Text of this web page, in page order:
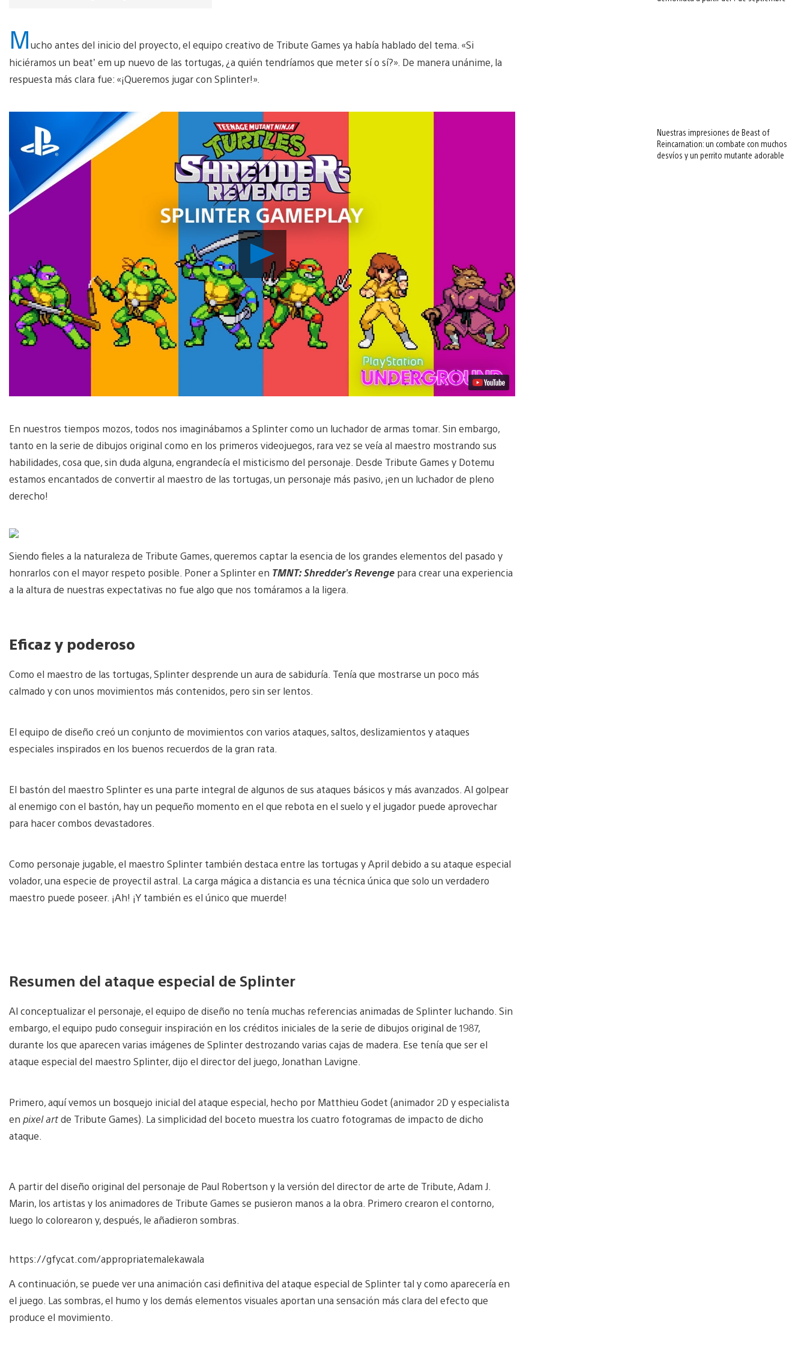
Mucho antes del inicio del proyecto, el equipo creativo de Tribute Games ya había hablado del tema. «Si
hiciéramos un beat’ em up nuevo de las tortugas, ¿a quién tendríamos que meter sí o sí?». De manera unánime, la
respuesta más clara fue: «¡Queremos jugar con Splinter!».
vídeo
En nuestros tiempos mozos, todos nos imaginábamos a Splinter como un luchador de armas tomar. Sin embargo,
tanto en la serie de dibujos original como en los primeros videojuegos, rara vez se veía al maestro mostrando sus
habilidades, cosa que, sin duda alguna, engrandecía el misticismo del personaje. Desde Tribute Games y Dotemu
estamos encantados de convertir al maestro de las tortugas, un personaje más pasivo, ¡en un luchador de pleno
derecho!
Siendo fieles a la naturaleza de Tribute Games, queremos captar la esencia de los grandes elementos del pasado y
honrarlos con el mayor respeto posible. Poner a Splinter en TMNT: Shredder’s Revenge para crear una experiencia
a la altura de nuestras expectativas no fue algo que nos tomáramos a la ligera.
Eficaz y poderoso
Como el maestro de las tortugas, Splinter desprende un aura de sabiduría. Tenía que mostrarse un poco más
calmado y con unos movimientos más contenidos, pero sin ser lentos.
El equipo de diseño creó un conjunto de movimientos con varios ataques, saltos, deslizamientos y ataques
especiales inspirados en los buenos recuerdos de la gran rata.
El bastón del maestro Splinter es una parte integral de algunos de sus ataques básicos y más avanzados. Al golpear
al enemigo con el bastón, hay un pequeño momento en el que rebota en el suelo y el jugador puede aprovechar
para hacer combos devastadores.
Como personaje jugable, el maestro Splinter también destaca entre las tortugas y April debido a su ataque especial
volador, una especie de proyectil astral. La carga mágica a distancia es una técnica única que solo un verdadero
maestro puede poseer. ¡Ah! ¡Y también es el único que muerde!
Resumen del ataque especial de Splinter
Al conceptualizar el personaje, el equipo de diseño no tenía muchas referencias animadas de Splinter luchando. Sin
embargo, el equipo pudo conseguir inspiración en los créditos iniciales de la serie de dibujos original de 1987,
durante los que aparecen varias imágenes de Splinter destrozando varias cajas de madera. Ese tenía que ser el
ataque especial del maestro Splinter, dijo el director del juego, Jonathan Lavigne.
Primero, aquí vemos un bosquejo inicial del ataque especial, hecho por Matthieu Godet (animador 2D y especialista
en pixel artde Tribute Games). La simplicidad del boceto muestra los cuatro fotogramas de impacto de dicho
ataque.
A partir del diseño original del personaje de Paul Robertson y la versión del director de arte de Tribute, Adam J.
Marin, los artistas y los animadores de Tribute Games se pusieron manos a la obra. Primero crearon el contorno,
luego lo colorearon y, después, le añadieron sombras.
https://gfycat.com/appropriatemalekawala
A continuación, se puede ver una animación casi definitiva del ataque especial de Splinter tal y como aparecería en
el juego. Las sombras, el humo y los demás elementos visuales aportan una sensación más clara del efecto que
produce el movimiento.
Nuestras impresiones de Beast of
Reincarnation: un combate con muchos
desvíos y un perrito mutante adorable